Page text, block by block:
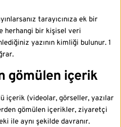
tarayıcınıza ek bir
herhangi bir kişisel veri
yazının kimliği bulunur. 1
gömülen içerik
içerik (videolar, görseller, yazılar
gömülen içerikler, ziyaretçi
ile aynı şekilde davranır.